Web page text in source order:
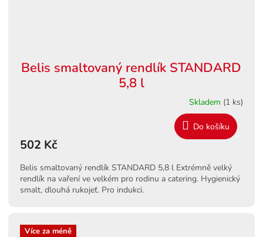
Belis smaltovaný rendlík STANDARD
5,8 l
Skladem (1 ks)
502 Kč
Do košíku
Belis smaltovaný rendlík STANDARD 5,8 l Extrémně velký
rendlík na vaření ve velkém pro rodinu a catering. Hygienický
smalt, dlouhá rukojeť. Pro indukci.
Více za méně